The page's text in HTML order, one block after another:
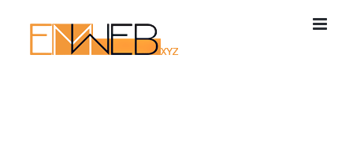
contenu